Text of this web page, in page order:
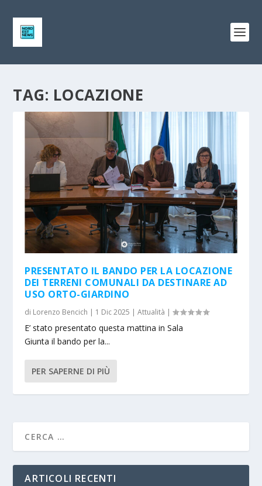
TAG: LOCAZIONE
PRESENTATO IL BANDO PER LA LOCAZIONE
DEI TERRENI COMUNALI DA DESTINARE AD
USO ORTO-GIARDINO
di Lorenzo Bencich | 1 Dic 2025 |Attualità |
E’ stato presentato questa mattina in Sala
Giunta il bando per la...
PER SAPERNE DI PIÙ
ARTICOLI RECENTI